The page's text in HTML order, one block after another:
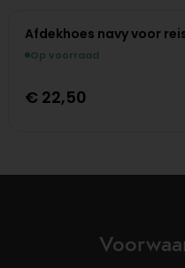
Afdekhoes navy voor
Op voorraad
€ 22,50